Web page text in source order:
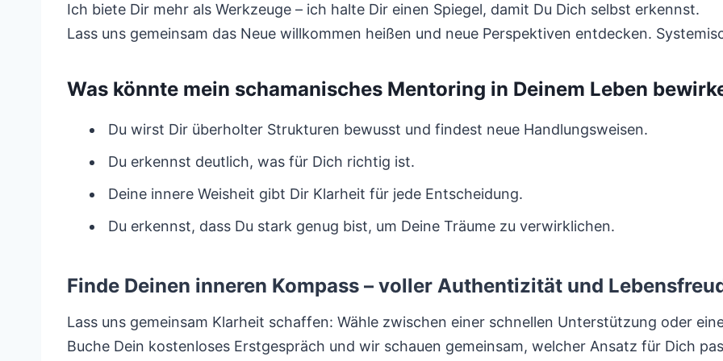
Ich biete Dir mehr als Werkzeuge – ich halte Dir einen Spiegel, damit Du Dich selbst erkennst.
Lass uns gemeinsam das Neue willkommen heißen und neue Perspektiven entdecken.
Was könnte mein schamanisches Mentoring in Deinem Leben
Du wirst Dir überholter Strukturen bewusst und findest neue Handlungsweisen.
Du erkennst deutlich, was für Dich richtig ist.
Deine innere Weisheit gibt Dir Klarheit für jede Entscheidung.
Du erkennst, dass Du stark genug bist, um Deine Träume zu verwirklichen.
Finde Deinen inneren Kompass – voller Authentizität und
Lass uns gemeinsam Klarheit schaffen: Wähle zwischen einer schnellen Unterstützung oder
Buche Dein kostenloses Erstgespräch und wir schauen gemeinsam, welcher Ansatz für Dich